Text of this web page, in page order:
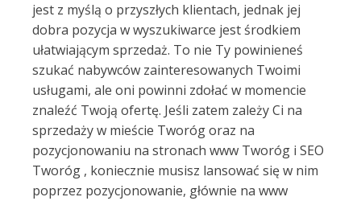
jest z myślą o przyszłych klientach, jednak jej
dobra pozycja w wyszukiwarce jest środkiem
ułatwiającym sprzedaż. To nie Ty powinieneś
szukać nabywców zainteresowanych Twoimi
usługami, ale oni powinni zdołać w momencie
znaleźć Twoją ofertę. Jeśli zatem zależy Ci na
sprzedaży w mieście Tworóg oraz na
pozycjonowaniu na stronach www Tworóg i SEO
Tworóg , koniecznie musisz lansować się w nim
poprzez pozycjonowanie, głównie na www